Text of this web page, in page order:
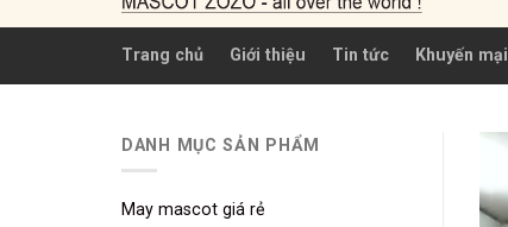
Trang chủ Giới thiệu Tin tức Khuyến mại
DANH MỤC SẢN PHẨM
May mascot giá rẻ